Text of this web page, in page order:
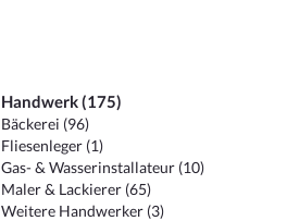
Handwerk (175)
Bäckerei (96)
Fliesenleger (1)
Gas- & Wasserinstallateur (10)
Maler & Lackierer (65)
Weitere Handwerker (3)